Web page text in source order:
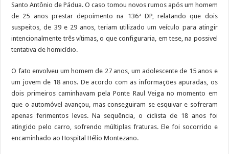
Santo Antônio de Pádua. O caso tomou novos rumos após um homem
de 25 anos prestar depoimento na 136ª DP, relatando que dois
suspeitos, de 39 e 29 anos, teriam utilizado um veículo para atingir
intencionalmente três vítimas, o que configuraria, em tese, na possivel
tentativa de homicídio.
O fato envolveu um homem de 27 anos, um adolescente de 15 anos e
um jovem de 18 anos. De acordo com as informações apuradas, os
dois primeiros caminhavam pela Ponte Raul Veiga no momento em
que o automóvel avançou, mas conseguiram se esquivar e sofreram
apenas ferimentos leves. Na sequência, o ciclista de 18 anos foi
atingido pelo carro, sofrendo múltiplas fraturas. Ele foi socorrido e
encaminhado ao Hospital Hélio Montezano.